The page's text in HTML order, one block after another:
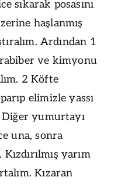
sıkarak posasını
haşlanmış
Ardından 1
ve kimyonu
2 Köfte
elimizle yassı
yumurtayı
una, sonra
yarım
Kızaran